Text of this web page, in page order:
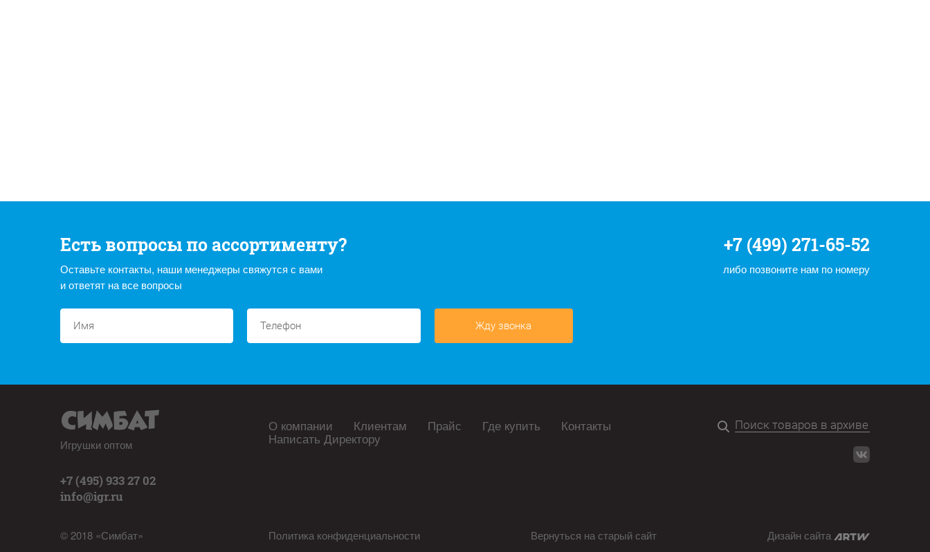
Есть вопросы по ассортименту?
Оставьте контакты, наши менеджеры свяжутся с вами
и ответят на все вопросы
+7 (499) 271-65-52
либо позвоните нам по номеру
Жду звонка
Игрушки оптом
+7 (495) 933 27 02
info@igr.ru
© 2018 «Симбат»
О компании Клиентам Прайс Где купить Контакты
Написать Директору
Политика конфиденциальности Вернуться на старый сайт Дизайн сайта